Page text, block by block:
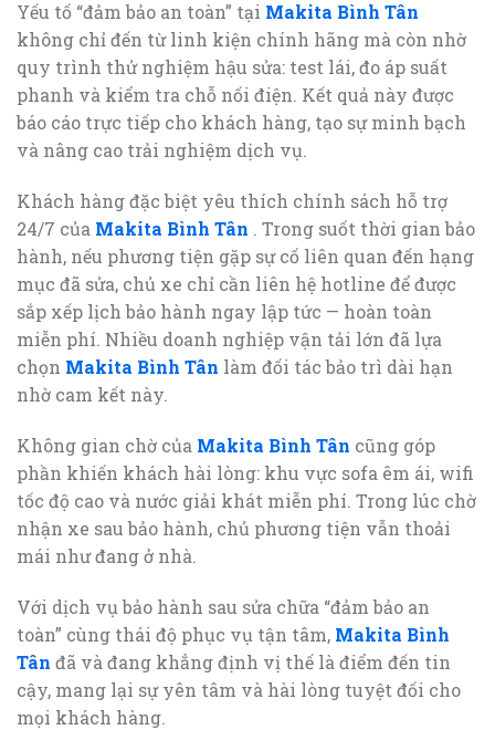
Yếu tố “đảm bảo an toàn” tại Makita Bình Tân
không chỉ đến từ linh kiện chính hãng mà còn nhờ
quy trình thử nghiệm hậu sửa: test lái, đo áp suất
phanh và kiểm tra chỗ nối điện. Kết quả này được
báo cáo trực tiếp cho khách hàng, tạo sự minh bạch
và nâng cao trải nghiệm dịch vụ.
Khách hàng đặc biệt yêu thích chính sách hỗ trợ
24/7 của Makita Bình Tân . Trong suốt thời gian bảo
hành, nếu phương tiện gặp sự cố liên quan đến hạng
mục đã sửa, chủ xe chỉ cần liên hệ hotline để được
sắp xếp lịch bảo hành ngay lập tức — hoàn toàn
miễn phí. Nhiều doanh nghiệp vận tải lớn đã lựa
chọn Makita Bình Tân làm đối tác bảo trì dài hạn
nhờ cam kết này.
Không gian chờ của Makita Bình Tân cũng góp
phần khiến khách hài lòng: khu vực sofa êm ái, wifi
tốc độ cao và nước giải khát miễn phí. Trong lúc chờ
nhận xe sau bảo hành, chủ phương tiện vẫn thoải
mái như đang ở nhà.
Với dịch vụ bảo hành sau sửa chữa “đảm bảo an
toàn” cùng thái độ phục vụ tận tâm, Makita Bình
Tân đã và đang khẳng định vị thế là điểm đến tin
cậy, mang lại sự yên tâm và hài lòng tuyệt đối cho
mọi khách hàng.